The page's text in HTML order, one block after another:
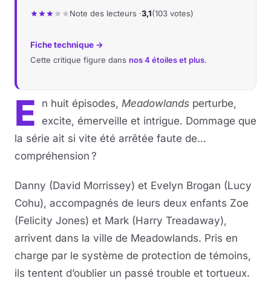
Musique
Sortir
Sciences & Tech
Forum
Note des lecteurs ·3,1(103 votes)
Fiche technique →
Cette critique figure dans nos 4 étoiles et plus.
E n huit épisodes, Meadowlands perturbe,
excite, émerveille et intrigue. Dommage que
la série ait si vite été arrêtée faute de…
compréhension ?
Danny (David Morrissey) et Evelyn Brogan (Lucy
Cohu), accompagnés de leurs deux enfants Zoe
(Felicity Jones) et Mark (Harry Treadaway),
arrivent dans la ville de Meadowlands. Pris en
charge par le système de protection de témoins,
ils tentent d’oublier un passé trouble et tortueux.